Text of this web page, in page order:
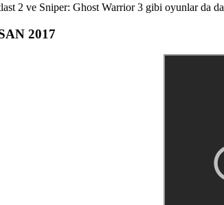
2 ve Sniper: Ghost Warrior 3 gibi oyunlar da
2017